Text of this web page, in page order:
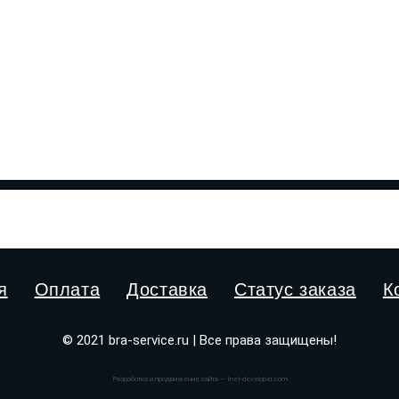
Оплата Доставка Статус заказа
© 2021 bra-service.ru | Все права защищены!
Разработка и продвижение сайта — Inet-developer.com